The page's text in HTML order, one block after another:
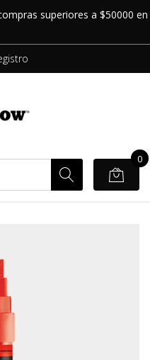
superiores a $50000 en
0